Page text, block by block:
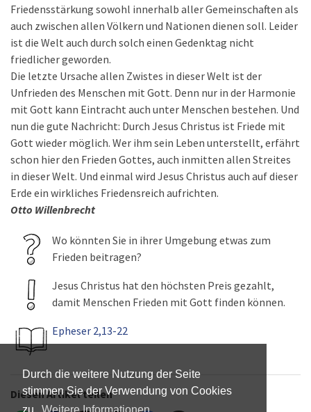
Durch die weitere Nutzung der Seite
stimmen Sie der Verwendung von Cookies
Friedensstärkung sowohl innerhalb aller Gemeinschaften als
auch zwischen allen Völkern und Nationen dienen soll. Leider
ist die Welt auch durch solch einen Gedenktag nicht
friedlicher geworden.
Die letzte Ursache allen Zwistes in dieser Welt ist der
Unfrieden des Menschen mit Gott. Denn nur in der Harmonie
mit Gott kann Eintracht auch unter Menschen bestehen. Und
nun die gute Nachricht: Durch Jesus Christus ist Friede mit
Gott wieder möglich. Wer ihm sein Leben unterstellt, erfährt
schon hier den Frieden Gottes, auch inmitten allen Streites
in dieser Welt. Und einmal wird Jesus Christus auch auf dieser
Erde ein wirkliches Friedensreich aufrichten.
Otto Willenbrecht
Wo könnten Sie in ihrer Umgebung etwas zum
Frieden beitragen?
Jesus Christus hat den höchsten Preis gezahlt,
damit Menschen Frieden mit Gott finden können.
Epheser 2,13-22
Diesen Artikel teilen